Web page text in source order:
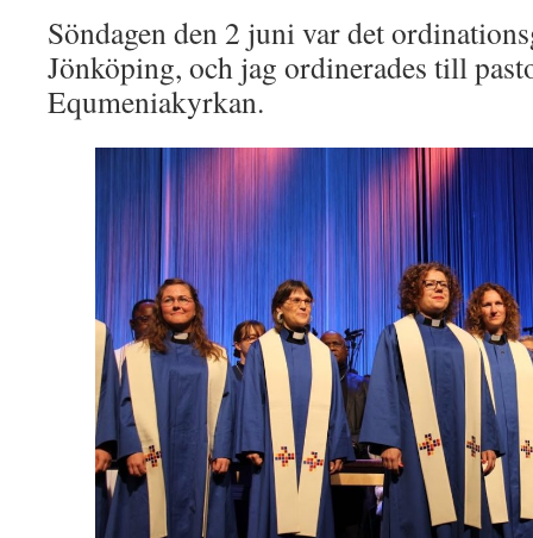
Söndagen den 2 juni var det
Jönköping, och jag ordinerades till
Equmeniakyrkan.